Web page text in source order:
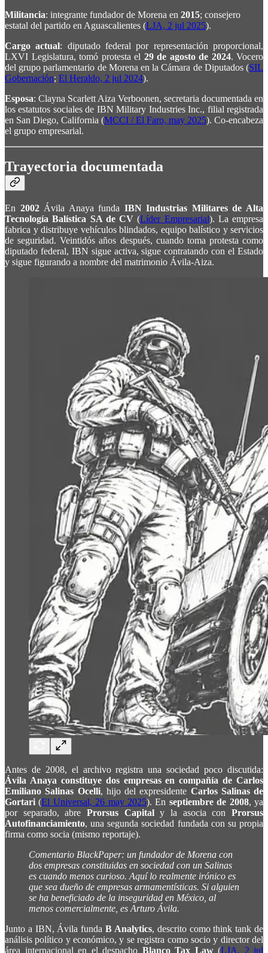
Militancia: integrante fundador de Morena en 2015; consejero
estatal del partido en Aguascalientes (LJA, 2 jul 2025).
Cargo actual: diputado federal por representación proporcional,
LXVI Legislatura, tomó protesta el 29 de agosto de 2024. Vocero
del grupo parlamentario de Morena en la Cámara de Diputados (SIL
Gobernación; El Heraldo, 2 jul 2024).
Esposa: Clayna Scarlett Aiza Verboonen, secretaria documentada en
los estatutos sociales de IBN Military Industries Inc., filial registrada
en San Diego, California (MCCI / El Faro, may 2025). Co-encabeza
el grupo empresarial.
Trayectoria documentada
En 2002Ávila Anaya funda IBN Industrias Militares de Alta
Tecnología Balística SA de CV (Líder Empresarial). La empresa
fabrica y distribuye vehículos blindados, equipo balístico y servicios
de seguridad. Veintidós años después, cuando toma protesta como
diputado federal, IBN sigue activa, sigue contratando con el Estado
y sigue figurando a nombre del matrimonio Ávila-Aiza.
Antes de 2008, el archivo registra una sociedad poco discutida:
Ávila Anaya constituye dos empresas en compañía de Carlos
Emiliano Salinas Ocelli, hijo del expresidente Carlos Salinas de
Gortari (El Universal, 26 may 2025). En septiembre de 2008, ya
por separado, abre Prorsus Capitaly la asocia conProrsus
Autofinanciamiento, una segunda sociedad fundada con su propia
firma como socia (mismo reportaje).
Comentario BlackPaper: un fundador de Morena con
dos empresas constituidas en sociedad con un Salinas
es cuando menos curioso. Aquí lo realmente irónico es
que sea dueño de empresas armamentísticas. Si alguien
se ha beneficiado de la inseguridad en México, al
menos comercialmente, es Arturo Ávila.
Junto a IBN, Ávila fundaB Analytics, descrito como think tank de
análisis político y económico, y se registra como socio y director del
área internacional en el despacho Blanco Tax Law(LJA, 2 jul